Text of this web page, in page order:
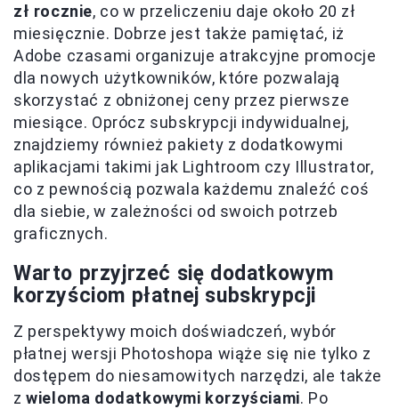
zł rocznie, co w przeliczeniu daje około 20 zł
miesięcznie. Dobrze jest także pamiętać, iż
Adobe czasami organizuje atrakcyjne promocje
dla nowych użytkowników, które pozwalają
skorzystać z obniżonej ceny przez pierwsze
miesiące. Oprócz subskrypcji indywidualnej,
znajdziemy również pakiety z dodatkowymi
aplikacjami takimi jak Lightroom czy Illustrator,
co z pewnością pozwala każdemu znaleźć coś
dla siebie, w zależności od swoich potrzeb
graficznych.
Warto przyjrzeć się dodatkowym
korzyściom płatnej subskrypcji
Z perspektywy moich doświadczeń, wybór
płatnej wersji Photoshopa wiąże się nie tylko z
dostępem do niesamowitych narzędzi, ale także
zwieloma dodatkowymi korzyściami. Po